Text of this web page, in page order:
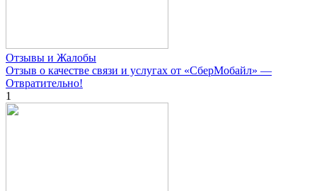
Отзывы и Жалобы
Отзыв о качестве связи и услугах от «СберМобайл» —
Отвратительно!
1